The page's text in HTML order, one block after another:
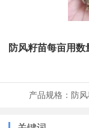
防风籽苗每亩用数
产品规格： 防